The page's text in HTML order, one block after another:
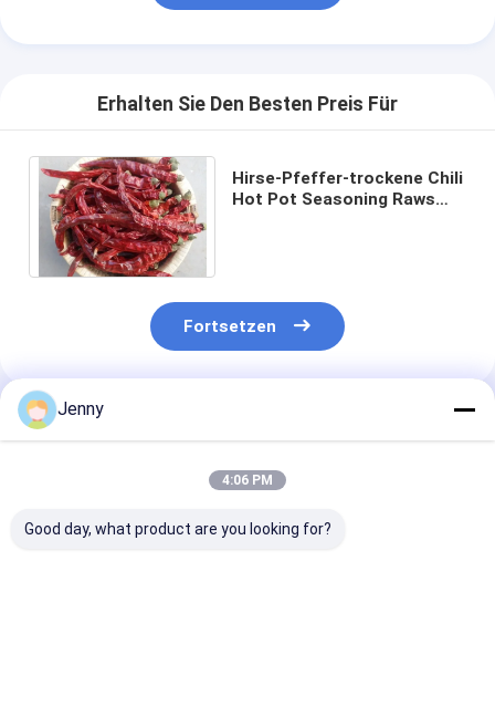
Erhalten Sie Den Besten Preis Für
Hirse-Pfeffer-trockene Chili
Hot Pot Seasoning Raws
Fortsetzen
Empfohlene Produkte
Jenny
4:06 PM
Good day, what product are you looking for?